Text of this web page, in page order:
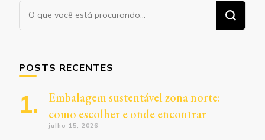
Procurando
algo?
POSTS RECENTES
Embalagem sustentável zona norte:
como escolher e onde encontrar
julho 15, 2026